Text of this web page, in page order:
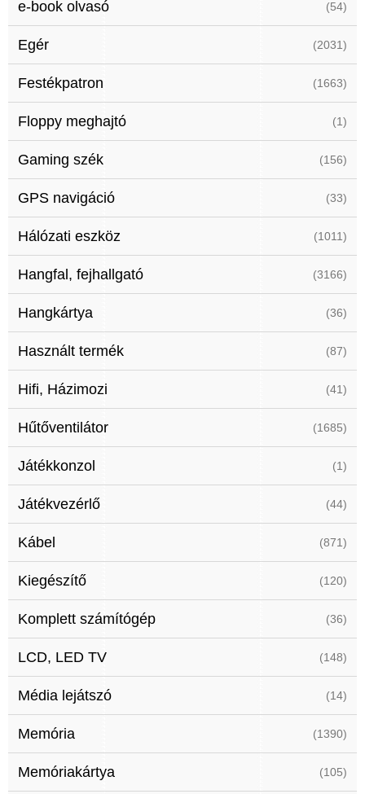
e-book olvasó (54)
Egér (2031)
Festékpatron (1663)
Floppy meghajtó (1)
Gaming szék (156)
GPS navigáció (33)
Hálózati eszköz (1011)
Hangfal, fejhallgató (3166)
Hangkártya (36)
Használt termék (87)
Hifi, Házimozi (41)
Hűtőventilátor (1685)
Játékkonzol (1)
Játékvezérlő (44)
Kábel (871)
Kiegészítő (120)
Komplett számítógép (36)
LCD, LED TV (148)
Média lejátszó (14)
Memória (1390)
Memóriakártya (105)